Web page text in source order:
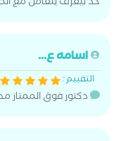
اسامه ع...
التقييم :
دكتور فوق الممتاز